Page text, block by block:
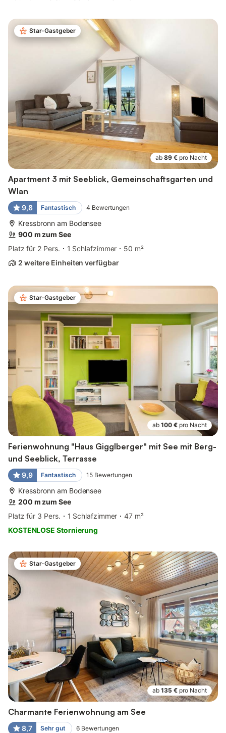
Star-Gastgeber
ab 89 € pro Nacht
Apartment 3 mit Seeblick, Gemeinschaftsgarten und
Wlan
9,8 Fantastisch 4 Bewertungen
Kressbronn am Bodensee
900 m zum See
Platz für 2 Pers.
1 Schlafzimmer
50 m²
2 weitere Einheiten verfügbar
Star-Gastgeber
ab 100 € pro Nacht
Ferienwohnung "Haus Gigglberger" mit See mit Berg-
und Seeblick, Terrasse
9,9 Fantastisch 15 Bewertungen
Kressbronn am Bodensee
200 m zum See
Platz für 3 Pers.
1 Schlafzimmer
47 m²
KOSTENLOSE Stornierung
Star-Gastgeber
ab 135 € pro Nacht
Charmante Ferienwohnung am See
8,7 Sehr gut 6 Bewertungen